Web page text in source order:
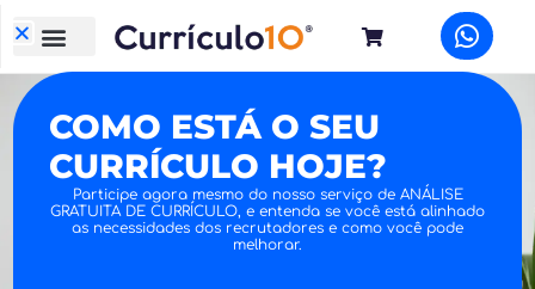
COMO ESTÁ O SEU
CURRÍCULO HOJE?
Participe agora mesmo do nosso serviço de ANÁLISE
GRATUITA DE CURRÍCULO, e entenda se você está alinhado
as necessidades dos recrutadores e como você pode
melhorar.